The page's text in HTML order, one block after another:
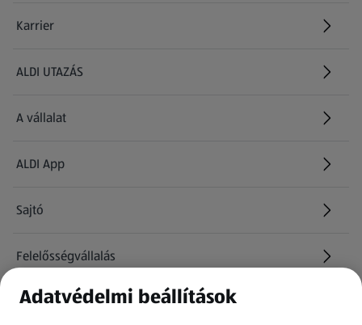
Karrier
(új oldalon nyílik meg)
ALDI UTAZÁS
(új oldalon nyílik meg)
A vállalat
ALDI App
Sajtó
Felelősségvállalás
Információk
Adatvédelmi beállítások